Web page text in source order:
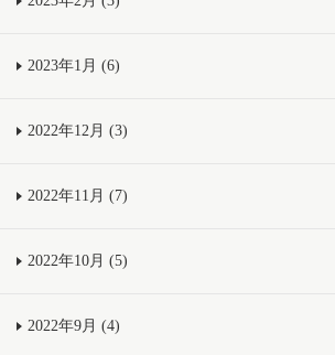
2023年1月 (6)
2022年12月 (3)
2022年11月 (7)
2022年10月 (5)
2022年9月 (4)